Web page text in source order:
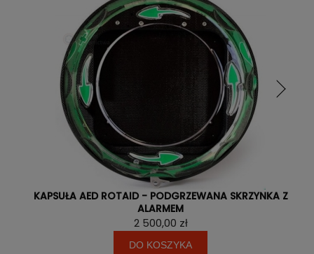
KAPSUŁA AED ROTAID - PODGRZEWANA SKRZYNKA Z
ALARMEM
2 500,00 zł
DO KOSZYKA